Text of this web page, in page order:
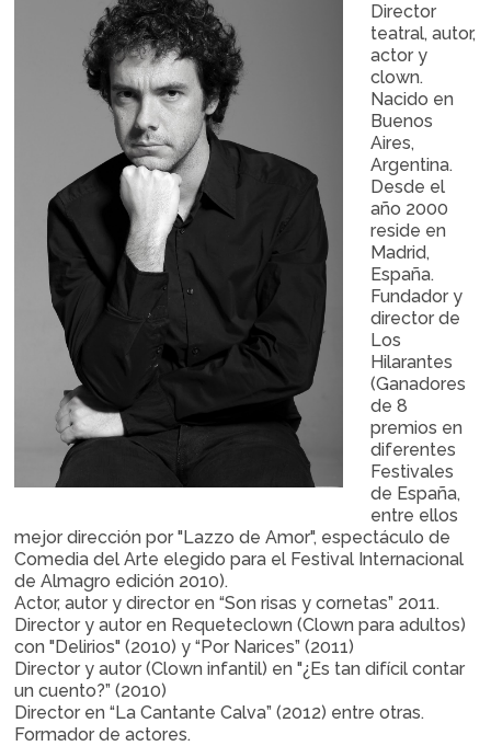
Director
teatral, autor,
actor y
clown.
Nacido en
Buenos
Aires,
Argentina.
Desde el
año 2000
reside en
Madrid,
España.
Fundador y
director de
Los
Hilarantes
(Ganadores
de 8
premios en
diferentes
Festivales
de España,
entre ellos
mejor dirección por "Lazzo de Amor", espectáculo de
Comedia del Arte elegido para el Festival Internacional
de Almagro edición 2010).
Actor, autor y director en “Son risas y cornetas” 2011.
Director y autor en Requeteclown (Clown para adultos)
con "Delirios" (2010) y “Por Narices” (2011)
Director y autor (Clown infantil) en "¿Es tan difícil contar
un cuento?” (2010)
Director en “La Cantante Calva” (2012) entre otras.
Formador de actores.